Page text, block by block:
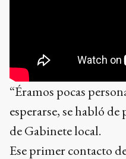
“Éramos pocas
esperarse, se habló
de Gabinete local.
Ese primer contacto